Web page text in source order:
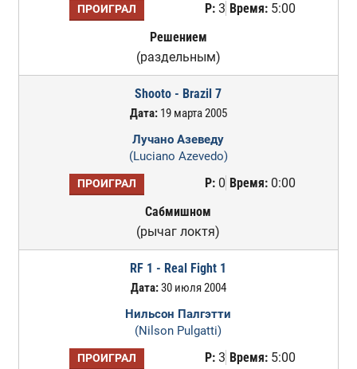
ПРОИГРАЛ Р:3 Время:5:00
Решением
(раздельным)
Shooto - Brazil 7
Дата:19 марта 2005
Лучано Азеведу
(Luciano Azevedo)
ПРОИГРАЛ Р:0 Время:0:00
Сабмишном
(рычаг локтя)
RF 1 - Real Fight 1
Дата:30 июля 2004
Нильсон Палгэтти
(Nilson Pulgatti)
ПРОИГРАЛ Р:3 Время:5:00